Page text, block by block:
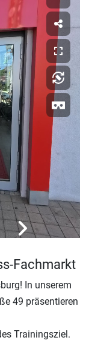
Fachmarkt
In unserem
49 präsentieren
Trainingsziel.